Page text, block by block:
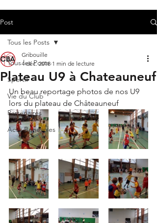
Post
Tous les Posts
Sportif
Vie du Club
Partenaires
Actu Bénévoles
Tous les Posts
Plateau U9 à Chateauneuf
Gribouille
4 déc. 2018 1 min de lecture
Un beau reportage photos de nos U9
lors du plateau de Châteauneuf